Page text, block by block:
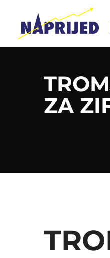
ZA